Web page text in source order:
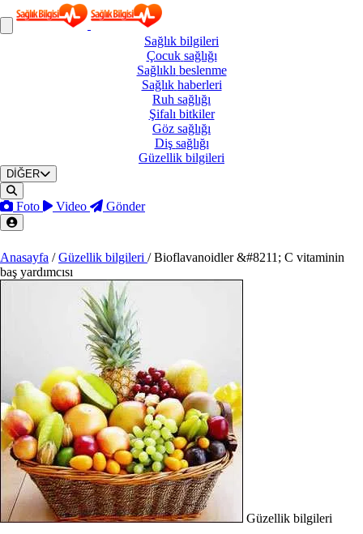
Sağlık bilgileri
Çocuk sağlığı
Sağlıklı beslenme
Sağlık haberleri
Ruh sağlığı
Şifalı bitkiler
Göz sağlığı
Diş sağlığı
Güzellik bilgileri
DİĞER
Foto Video Gönder
Anasayfa / Güzellik bilgileri / Bioflavanoidler &#8211; C vitaminin
baş yardımcısı
Güzellik bilgileri